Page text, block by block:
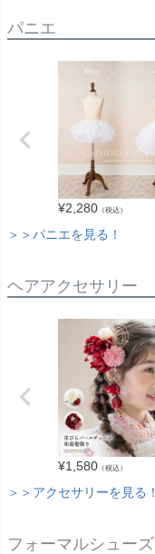
パニエ
¥2,280 （税込）
＞＞パニエを見る！
ヘアアクセサリー
¥1,580 （税込）
＞＞アクセサリーを見る！
フォーマルシューズ